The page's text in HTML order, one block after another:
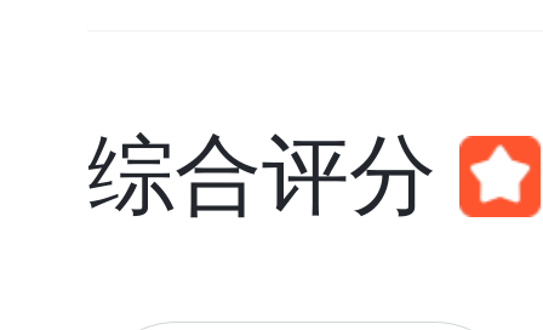
综合评分